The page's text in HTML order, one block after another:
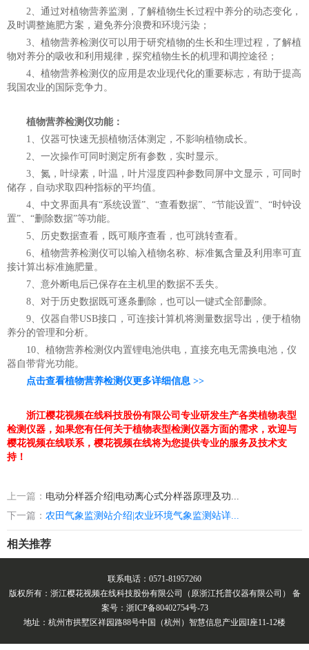
2、通过对植物营养监测，了解植物生长过程中养分的动态变化，
及时调整施肥方案，避免养分浪费和环境污染；
3、植物营养检测仪可以用于研究植物的生长和生理过程，了解植
物对养分的吸收和利用规律，探究植物生长的机理和调控途径；
4、植物营养检测仪的应用是农业现代化的重要标志，有助于提高
我国农业的国际竞争力。
植物营养检测仪功能：
1、仪器可快速无损植物活体测定，不影响植物成长。
2、一次操作可同时测定所有参数，实时显示。
3、氮，叶绿素，叶温，叶片湿度四种参数同屏中文显示，可同时
储存，自动求取四种指标的平均值。
4、中文界面具有“系统设置”、“查看数据”、“节能设置”、“时钟设
置”、“删除数据”等功能。
5、历史数据查看，既可顺序查看，也可跳转查看。
6、植物营养检测仪可以输入植物名称、标准氮含量及利用率可直
接计算出标准施肥量。
7、意外断电后已保存在主机里的数据不丢失。
8、对于历史数据既可逐条删除，也可以一键式全部删除。
9、仪器自带USB接口，可连接计算机将测量数据导出，便于植物
养分的管理和分析。
10、植物营养检测仪内置锂电池供电，直接充电无需换电池，仪
器自带背光功能。
点击查看植物营养检测仪更多详细信息 >>
浙江樱花视频在线科技股份有限公司专业研发生产各类植物表型
检测仪器，如果您有任何关于植物表型检测仪器方面的需求，欢迎与
樱花视频在线联系，樱花视频在线将为您提供专业的服务及技术支
持！
上一篇： 电动分样器介绍|电动离心式分样器原理及功...
下一篇： 农田气象监测站介绍|农业环境气象监测站详...
相关推荐
联系电话：0571-81957260
版权所有：浙江樱花视频在线科技股份有限公司（原浙江托普仪器有限公司） 备
案号：浙ICP备80402754号-73
地址：杭州市拱墅区祥园路88号中国（杭州）智慧信息产业园I座11-12楼